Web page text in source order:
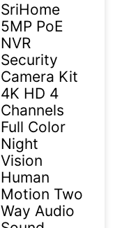
SriHome
5MP PoE
NVR
Security
Camera Kit
4K HD 4
Channels
Full Color
Night
Vision
Human
Motion Two
Way Audio